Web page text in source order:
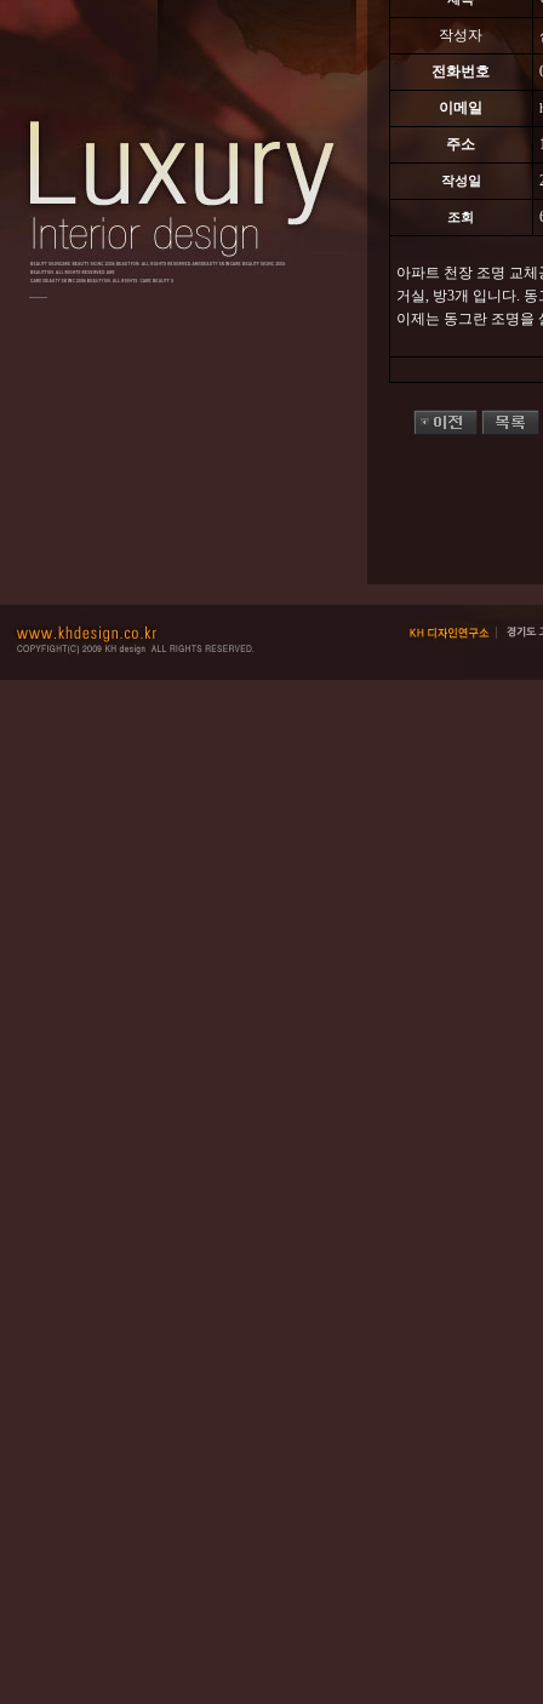
작성자
전화번호
이메일
주소
작성일
조회
아파트 천장 조명 교
거실, 방3개 입니다.
이제는 동그란 조명을